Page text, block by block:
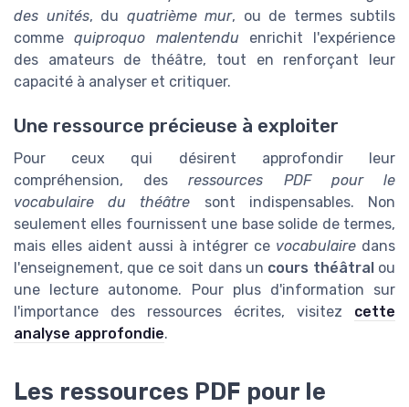
des unités, du quatrième mur, ou de termes subtils
commequiproquo malentendu enrichit l'expérience
des amateurs de théâtre, tout en renforçant leur
capacité à analyser et critiquer.
Une ressource précieuse à exploiter
Pour ceux qui désirent approfondir leur
compréhension, desressources PDF pour le
vocabulaire du théâtre sont indispensables. Non
seulement elles fournissent une base solide de termes,
mais elles aident aussi à intégrer ce vocabulaire dans
l'enseignement, que ce soit dans un cours théâtralou
une lecture autonome. Pour plus d'information sur
l'importance des ressources écrites, visitez cette
analyse approfondie.
Les ressources PDF pour le